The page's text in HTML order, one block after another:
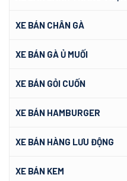
XE BÁN CHÂN GÀ
XE BÁN GÀ Ủ MUỐI
XE BÁN GỎI CUỐN
XE BÁN HAMBURGER
XE BÁN HÀNG LƯU ĐỘNG
XE BÁN KEM